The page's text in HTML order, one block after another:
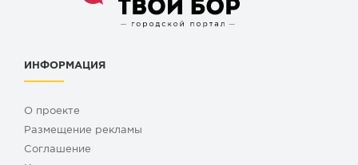
ИНФОРМАЦИЯ
О проекте
Размещение рекламы
Cоглашение